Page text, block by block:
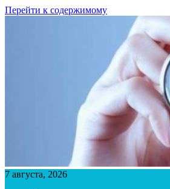
Перейти к содержимому
7 августа, 2026